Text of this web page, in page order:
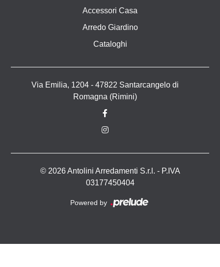
Accessori Casa
Arredo Giardino
Cataloghi
Via Emilia, 1204 - 47822 Santarcangelo di
Romagna (Rimini)
© 2026 Antolini Arredamenti S.r.l. - P.IVA
03177450404
Powered by